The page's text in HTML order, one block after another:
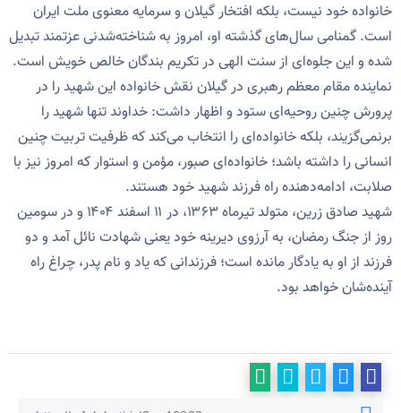
خانواده خود نیست، بلکه افتخار گیلان و سرمایه معنوی ملت ایران
است. گمنامی سال‌های گذشته او، امروز به شناخته‌شدنی عزتمند تبدیل
شده و این جلوه‌ای از سنت الهی در تکریم بندگان خالص خویش است.
نماینده مقام معظم رهبری در گیلان نقش خانواده این شهید را در
پرورش چنین روحیه‌ای ستود و اظهار داشت: خداوند تنها شهید را
برنمی‌گزیند، بلکه خانواده‌ای را انتخاب می‌کند که ظرفیت تربیت چنین
انسانی را داشته باشد؛ خانواده‌ای صبور، مؤمن و استوار که امروز نیز با
صلابت، ادامه‌دهنده راه فرزند شهید خود هستند.
شهید صادق زرین، متولد تیرماه ۱۳۶۳، در ۱۱ اسفند ۱۴۰۴ و در سومین
روز از جنگ رمضان، به آرزوی دیرینه خود یعنی شهادت نائل آمد و دو
فرزند از او به یادگار مانده است؛ فرزندانی که یاد و نام پدر، چراغ راه
آینده‌شان خواهد بود.